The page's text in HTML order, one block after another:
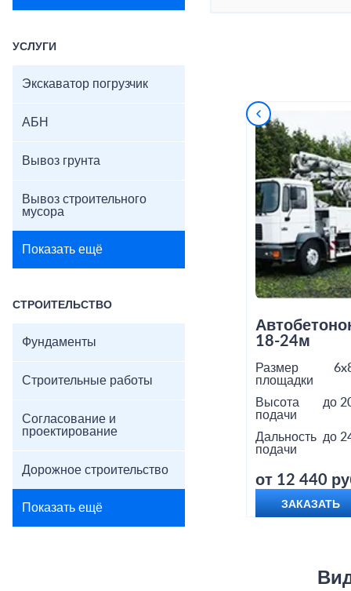
УСЛУГИ
Экскаватор погрузчик
АБН
Вывоз грунта
Вывоз строительного
мусора
Показать ещё
СТРОИТЕЛЬСТВО
Фундаменты
Строительные работы
Согласование и
проектирование
Дорожное строительство
Показать ещё
18-24м
Размер
площадки
Высота
подачи
до
Дальность
подачи
до
от 12 440
ЗАКАЗАТЬ